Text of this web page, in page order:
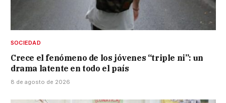
SOCIEDAD
Crece el fenómeno de los jóvenes “triple ni”: un
drama latente en todo el país
8 de agosto de 2026